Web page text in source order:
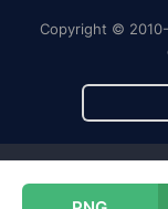
Copyright ©